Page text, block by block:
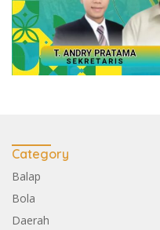
Category
Balap
Bola
Daerah